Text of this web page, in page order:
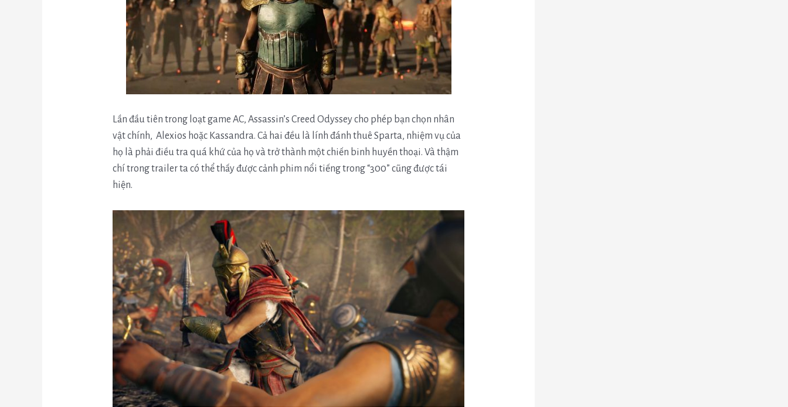
Lần đầu tiên trong loạt game AC, Assassin’s Creed Odyssey cho phép bạn chọn nhân
vật chính, Alexios hoặc Kassandra. Cả hai đều là lính đánh thuê Sparta, nhiệm vụ của
họ là phải điều tra quá khứ của họ và trở thành một chiến binh huyền thoại. Và thậm
chí trong trailer ta có thể thấy được cảnh phim nổi tiếng trong “300” cũng được tái
hiện.